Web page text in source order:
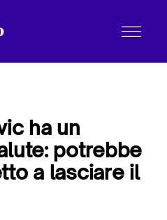
ha un
potrebbe
a lasciare il